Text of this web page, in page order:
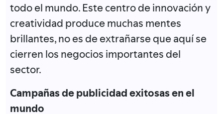
todo el mundo. Este centro de innovación y
creatividad produce muchas mentes
brillantes, no es de extrañarse que aquí se
cierren los negocios importantes del
sector.
Campañas de publicidad exitosas en el
mundo